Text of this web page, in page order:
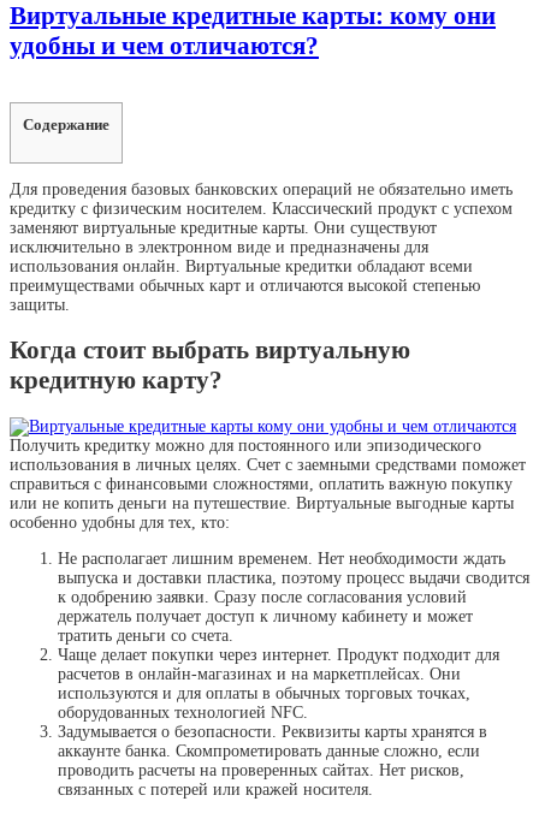
Виртуальные кредитные карты: кому они
удобны и чем отличаются?
Содержание
Для проведения базовых банковских операций не обязательно иметь
кредитку с физическим носителем. Классический продукт с успехом
заменяют виртуальные кредитные карты. Они существуют
исключительно в электронном виде и предназначены для
использования онлайн. Виртуальные кредитки обладают всеми
преимуществами обычных карт и отличаются высокой степенью
защиты.
Когда стоит выбрать виртуальную
кредитную карту?
Получить кредитку можно для постоянного или эпизодического
использования в личных целях. Счет с заемными средствами поможет
справиться с финансовыми сложностями, оплатить важную покупку
или не копить деньги на путешествие. Виртуальные выгодные карты
особенно удобны для тех, кто:
Не располагает лишним временем. Нет необходимости ждать
выпуска и доставки пластика, поэтому процесс выдачи сводится
к одобрению заявки. Сразу после согласования условий
держатель получает доступ к личному кабинету и может
тратить деньги со счета.
Чаще делает покупки через интернет. Продукт подходит для
расчетов в онлайн-магазинах и на маркетплейсах. Они
используются и для оплаты в обычных торговых точках,
оборудованных технологией NFC.
Задумывается о безопасности. Реквизиты карты хранятся в
аккаунте банка. Скомпрометировать данные сложно, если
проводить расчеты на проверенных сайтах. Нет рисков,
связанных с потерей или кражей носителя.